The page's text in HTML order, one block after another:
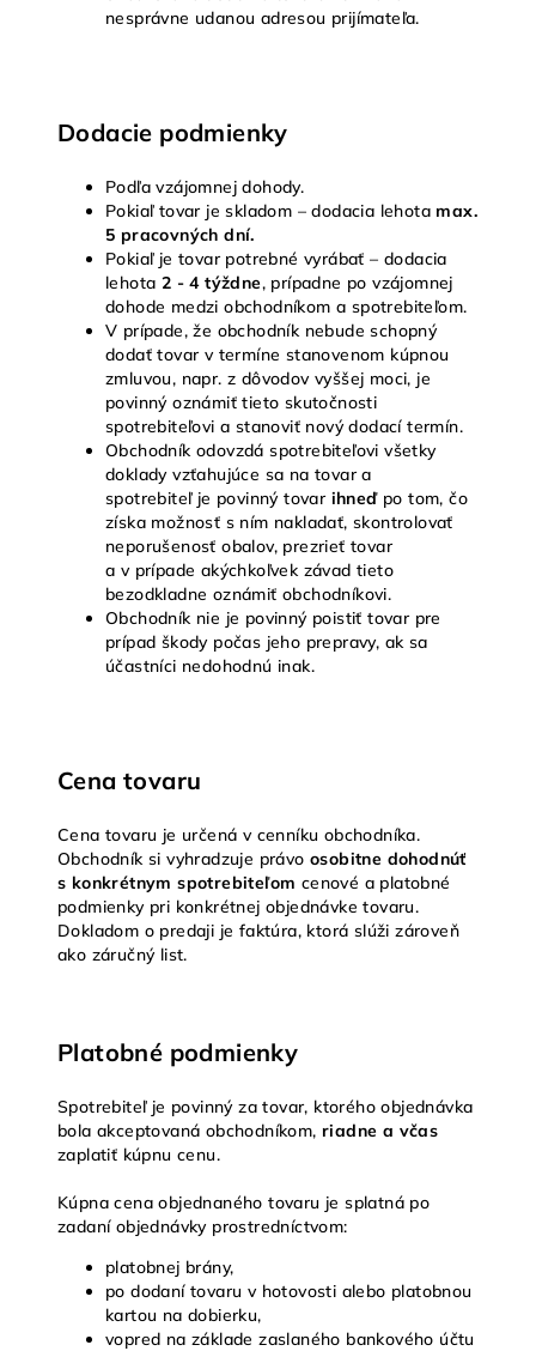
nesprávne udanou adresou prijímateľa.
Dodacie podmienky
Podľa vzájomnej dohody.
Pokiaľ tovar je skladom – dodacia lehota max.
5 pracovných dní.
Pokiaľ je tovar potrebné vyrábať – dodacia
lehota 2 - 4 týždne, prípadne po vzájomnej
dohode medzi obchodníkom a spotrebiteľom.
V prípade, že obchodník nebude schopný
dodať tovar v termíne stanovenom kúpnou
zmluvou, napr. z dôvodov vyššej moci, je
povinný oznámiťtieto skutočnosti
spotrebiteľovi a stanoviť nový dodací termín.
Obchodník odovzdá spotrebiteľovi všetky
doklady vzťahujúce sa na tovar a
spotrebiteľje povinný tovar ihneďpo tom, čo
získa možnosť s ním nakladať, skontrolovať
neporušenosť obalov, prezrieť tovar
a v prípade akýchkoľvek závad tieto
bezodkladne oznámiť obchodníkovi.
Obchodník nie je povinný poistiť tovar pre
prípad škody počas jeho prepravy, ak sa
účastníci nedohodnú inak.
Cena tovaru
Cena tovaru je určená v cenníku obchodníka.
Obchodníksi vyhradzuje právoosobitne dohodnúť
s konkrétnym spotrebiteľom cenové a platobné
podmienky pri konkrétnej objednávke tovaru.
Dokladom o predaji je faktúra, ktorá slúži zároveň
ako záručný list.
Platobné podmienky
Spotrebiteľje povinný za tovar, ktorého objednávka
bola akceptovaná obchodníkom, riadne a včas
zaplatiť kúpnu cenu.
Kúpna cena objednaného tovaru je splatná po
zadaní objednávky prostredníctvom:
platobnej brány,
po dodaní tovaru v hotovosti alebo platobnou
kartou na dobierku,
vopred na základe zaslaného bankového účtu